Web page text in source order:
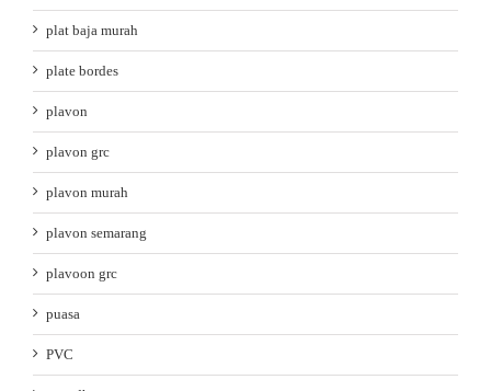
plat baja murah
plate bordes
plavon
plavon grc
plavon murah
plavon semarang
plavoon grc
puasa
PVC